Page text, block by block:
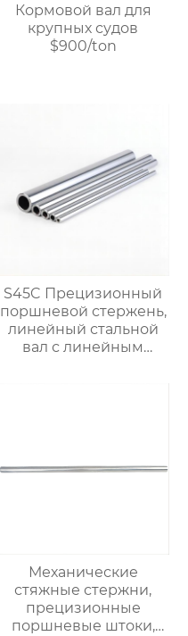
Кормовой вал для
крупных судов
$900/ton
S45C Прецизионный
поршневой стержень,
линейный стальной
вал с линейным
Механические
стяжные стержни,
прецизионные
поршневые штоки,